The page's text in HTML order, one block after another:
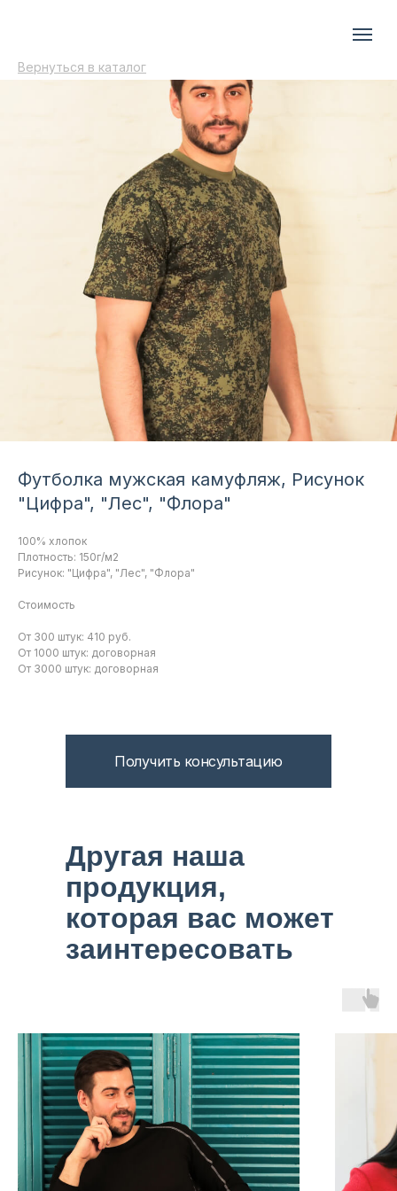
Вернуться в каталог
Футболка мужская камуфляж, Рисунок
"Цифра", "Лес", "Флора"
100% хлопок
Плотность: 150г/м2
Рисунок: "Цифра", "Лес", "Флора"
Стоимость
От 300 штук: 410 руб.
От 1000 штук: договорная
От 3000 штук: договорная
Получить консультацию
Другая наша
продукция,
которая вас может
заинтересовать